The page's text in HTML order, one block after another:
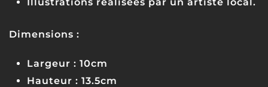
Dimensions :
Largeur : 10cm
Hauteur : 13.5cm